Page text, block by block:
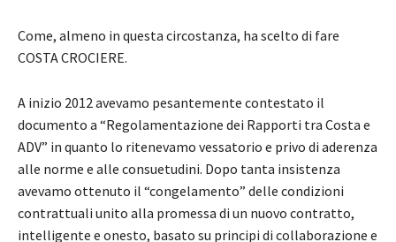
Come, almeno in questa circostanza, ha scelto di fare
COSTA CROCIERE.
A inizio 2012 avevamo pesantemente contestato il
documento a “Regolamentazione dei Rapporti tra Costa e
ADV” in quanto lo ritenevamo vessatorio e privo di aderenza
alle norme e alle consuetudini. Dopo tanta insistenza
avevamo ottenuto il “congelamento” delle condizioni
contrattuali unito alla promessa di un nuovo contratto,
intelligente e onesto, basato su principi di collaborazione e